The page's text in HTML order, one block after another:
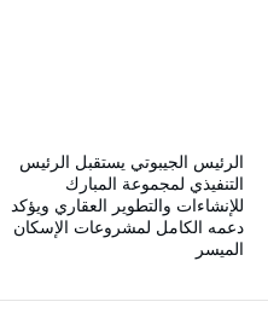
الرئيس الجيبوتي يستقبل الرئيس
التنفيذي لمجموعة المبارك
للإنشاءات والتطوير العقاري ويؤكد
دعمه الكامل لمشروعات الإسكان
الميسر